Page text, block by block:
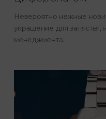
Невероятно нежные
украшение для запястья,
менеджмента.